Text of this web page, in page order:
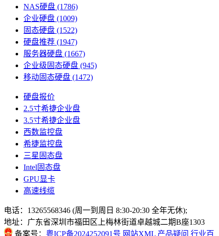
NAS硬盘 (1786)
企业硬盘 (1009)
固态硬盘 (1522)
硬盘推荐 (1947)
服务器硬盘 (1667)
企业级固态硬盘 (945)
移动固态硬盘 (1472)
硬盘报价
2.5寸希捷企业盘
3.5寸希捷企业盘
西数监控盘
希捷监控盘
三星固态盘
Intel固态盘
GPU显卡
高速线缆
电话：13265568346 (周一到周日 8:30-20:30 全年无休);
地址：广东省深圳市福田区上梅林街道卓越城二期B座1303
备案号： 粤ICP备2024252091号 网站XML 产品疑问 行业百